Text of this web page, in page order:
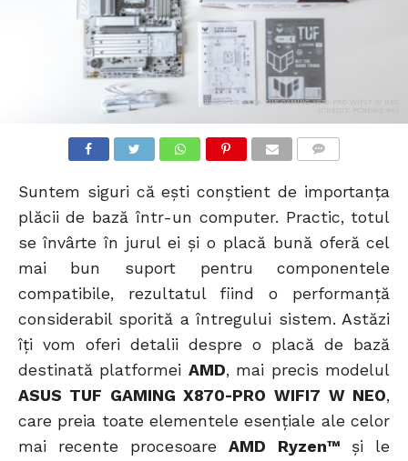
PLACA DE BAZA TUF GAMING X870-PRO WIFI7 W NEO
Suntem siguri că ești conștient de importanța
plăcii de bază într-un computer. Practic, totul
se învârte în jurul ei și o placă bună oferă cel
mai bun suport pentru componentele
compatibile, rezultatul fiind o performanță
considerabil sporită a întregului sistem. Astăzi
îți vom oferi detalii despre o placă de bază
destinată platformei AMD, mai precis modelul
ASUS TUF GAMING X870-PRO WIFI7 W NEO,
care preia toate elementele esențiale ale celor
mai recente procesoareAMD Ryzen™și le